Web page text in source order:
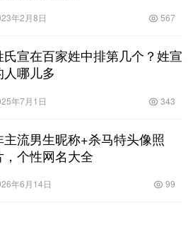
年2月8日 567
氏宣在百家姓中排第几个？姓宣
人哪儿多
年7月1日 343
主流男生昵称+杀马特头像照
，个性网名大全
年6月14日 99